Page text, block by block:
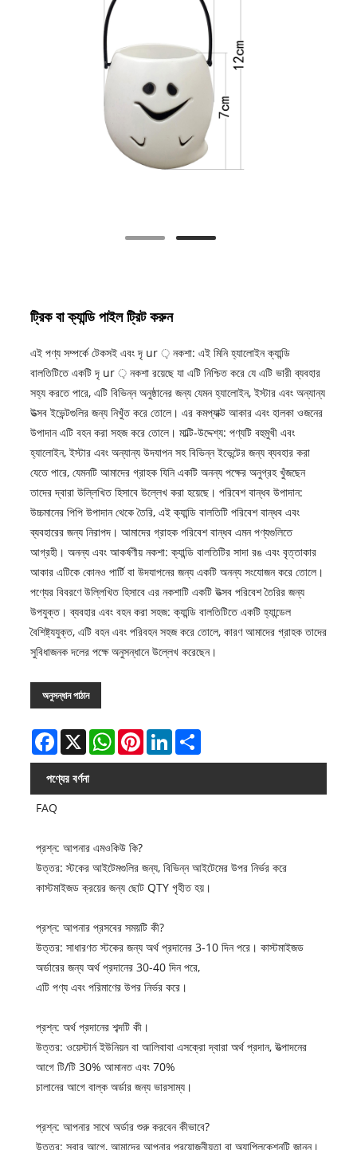
ট্রিক বা ক্যান্ডি পাইল ট্রিট করুন
এই পণ্য সম্পর্কে টেকসই এবং দৃ ur ় নকশা: এই মিনি হ্যালোইন ক্যান্ডি
বালতিটিতে একটি দৃ ur ় নকশা রয়েছে যা এটি নিশ্চিত করে যে এটি ভারী ব্যবহার
সহ্য করতে পারে, এটি বিভিন্ন অনুষ্ঠানের জন্য যেমন হ্যালোইন, ইস্টার এবং অন্যান্য
উত্সব ইভেন্টগুলির জন্য নিখুঁত করে তোলে। এর কমপ্যাক্ট আকার এবং হালকা ওজনের
উপাদান এটি বহন করা সহজ করে তোলে। মাল্টি-উদ্দেশ্য: পণ্যটি বহুমুখী এবং
হ্যালোইন, ইস্টার এবং অন্যান্য উদযাপন সহ বিভিন্ন ইভেন্টের জন্য ব্যবহার করা
যেতে পারে, যেমনটি আমাদের গ্রাহক যিনি একটি অনন্য পক্ষের অনুগ্রহ খুঁজছেন
তাদের দ্বারা উল্লিখিত হিসাবে উল্লেখ করা হয়েছে। পরিবেশ বান্ধব উপাদান:
উচ্চমানের পিপি উপাদান থেকে তৈরি, এই ক্যান্ডি বালতিটি পরিবেশ বান্ধব এবং
ব্যবহারের জন্য নিরাপদ। আমাদের গ্রাহক পরিবেশ বান্ধব এমন পণ্যগুলিতে
আগ্রহী। অনন্য এবং আকর্ষণীয় নকশা: ক্যান্ডি বালতিটির সাদা রঙ এবং বৃত্তাকার
আকার এটিকে কোনও পার্টি বা উদযাপনের জন্য একটি অনন্য সংযোজন করে তোলে।
পণ্যের বিবরণে উল্লিখিত হিসাবে এর নকশাটি একটি উত্সব পরিবেশ তৈরির জন্য
উপযুক্ত। ব্যবহার এবং বহন করা সহজ: ক্যান্ডি বালতিটিতে একটি হ্যান্ডেল
বৈশিষ্ট্যযুক্ত, এটি বহন এবং পরিবহন সহজ করে তোলে, কারণ আমাদের গ্রাহক তাদের
সুবিধাজনক দলের পক্ষে অনুসন্ধানে উল্লেখ করেছেন।
অনুসন্ধান পাঠান
Facebook
X WhatsAppPinterestLinkedInShare
পণ্যের বর্ণনা
FAQ
প্রশ্ন: আপনার এমওকিউ কি?
উত্তর: স্টকের আইটেমগুলির জন্য, বিভিন্ন আইটেমের উপর নির্ভর করে
কাস্টমাইজড ক্রয়ের জন্য ছোট QTY গৃহীত হয়।
প্রশ্ন: আপনার প্রসবের সময়টি কী?
উত্তর: সাধারণত স্টকের জন্য অর্থ প্রদানের 3-10 দিন পরে। কাস্টমাইজড
অর্ডারের জন্য অর্থ প্রদানের 30-40 দিন পরে,
এটি পণ্য এবং পরিমাণের উপর নির্ভর করে।
প্রশ্ন: অর্থ প্রদানের শব্দটি কী।
উত্তর: ওয়েস্টার্ন ইউনিয়ন বা আলিবাবা এসক্রো দ্বারা অর্থ প্রদান, উত্পাদনের
আগে টি/টি 30% আমানত এবং 70%
চালানের আগে বাল্ক অর্ডার জন্য ভারসাম্য।
প্রশ্ন: আপনার সাথে অর্ডার শুরু করবেন কীভাবে?
উত্তর: সবার আগে, আমাদের আপনার প্রয়োজনীয়তা বা অ্যাপ্লিকেশনটি জানুন।